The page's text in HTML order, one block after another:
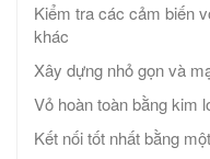
Kiểm tra các cảm biến
khác
Xây dựng nhỏ gọn và
Vỏ hoàn toàn bằng kim
Kết nối tốt nhất bằng